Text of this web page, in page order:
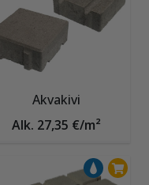
Akvakivi
Alk. 27,35 €/m²